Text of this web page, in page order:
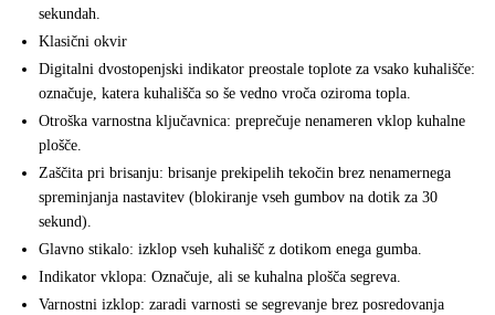
sekundah.
Klasični okvir
Digitalni dvostopenjski indikator preostale toplote za vsako kuhališče:
označuje, katera kuhališča so še vedno vroča oziroma topla.
Otroška varnostna ključavnica: preprečuje nenameren vklop kuhalne
plošče.
Zaščita pri brisanju: brisanje prekipelih tekočin brez nenamernega
spreminjanja nastavitev (blokiranje vseh gumbov na dotik za 30
sekund).
Glavno stikalo: izklop vseh kuhališč z dotikom enega gumba.
Indikator vklopa: Označuje, ali se kuhalna plošča segreva.
Varnostni izklop: zaradi varnosti se segrevanje brez posredovanja